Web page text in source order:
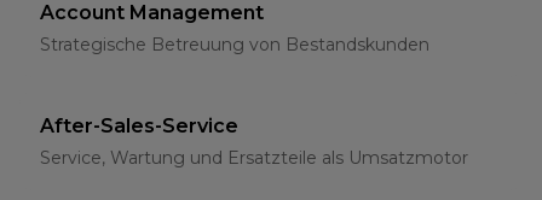
Account Management
Strategische Betreuung von Bestandskunden
After-Sales-Service
Service, Wartung und Ersatzteile als Umsatzmotor